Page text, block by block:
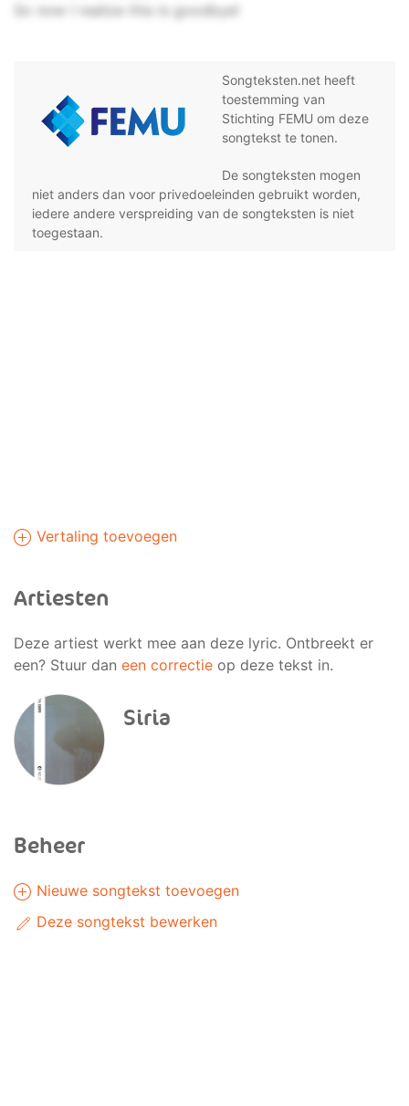
So now I realize this is goodbye!
Songteksten.net heeft
toestemming van
Stichting FEMU om deze
songtekst te tonen.
De songteksten mogen
niet anders dan voor privedoeleinden gebruikt worden,
iedere andere verspreiding van de songteksten is niet
toegestaan.
Vertaling toevoegen
Artiesten
Deze artiest werkt mee aan deze lyric. Ontbreekt er
een? Stuur dan een correctie op deze tekst in.
Siria
Beheer
Nieuwe songtekst toevoegen
Deze songtekst bewerken